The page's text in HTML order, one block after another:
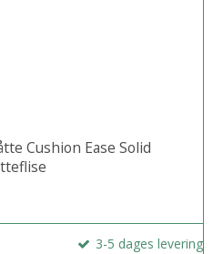
Cushion Ease Solid
3-5 dages levering